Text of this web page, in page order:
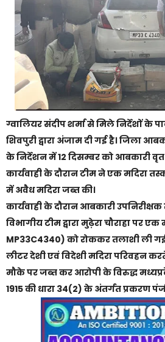
ग्वालियर संदीप शर्मा से मिले निर्देशों के
शिवपुरी द्वारा अंजाम दी गई है। जिला
के निर्देशन में 12 दिसम्बर को आबकारी वृत
कार्यवाही के दौरान टीम ने एक मदिरा
में अवैध मदिरा जब्त की।
कार्यवाही के दौरान आबकारी
विभागीय टीम द्वारा मुढ़ेरा चौराहा पर
MP33C4340) को रोककर तलाशी ली
लीटर देशी एवं विदेशी मदिरा परिवहन
मौके पर जब्त कर आरोपी के विरुद्ध
1915 की धारा 34(2) के अंतर्गत प्रकरण